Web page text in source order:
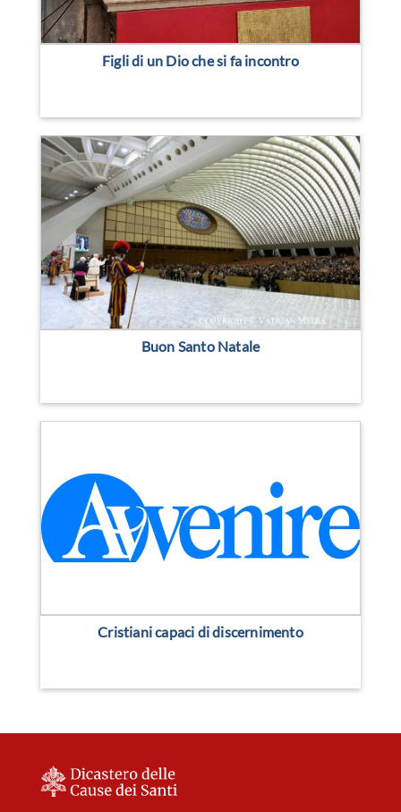
Figli di un Dio che si fa incontro
Buon Santo Natale
Cristiani capaci di discernimento